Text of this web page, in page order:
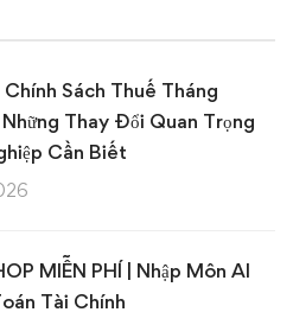
Chính Sách Thuế Tháng
Thay Đổi Quan Trọng
Cần Biết
MIỄN PHÍ | Nhập Môn AI
Tài Chính